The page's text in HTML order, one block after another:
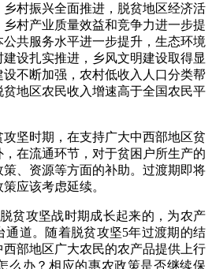
村振兴全面推进，脱贫地区经济活
村产业质量效益和竞争力进一步提
共服务水平进一步提升，生态环境
设扎实推进，乡风文明建设取得显
不断加强，农村低收入人口分类帮
地区农民收入增速高于全国农民平
时期，在支持广大中西部地区贫
在流通环节，对于贫困户所生产的
、资源等方面的补助。过渡期即将
应该考虑延续。
攻坚战时期成长起来的，为农产
通道。随着脱贫攻坚5年过渡期的结
部地区广大农民的农产品提供上行
么办？相应的惠农政策是否继续保